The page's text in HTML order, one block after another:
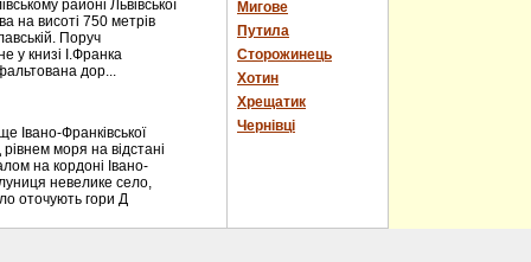
районі Львівської
на висоті 750 метрів
Поруч
у книзі І.Франка
дор...
Франківської
моря на відстані
на кордоні Івано-
невелике село,
оточують гори Д
Мигове
Путила
Сторожинець
Хотин
Хрещатик
Чернівці